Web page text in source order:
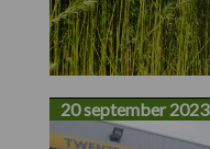
20 september 2023